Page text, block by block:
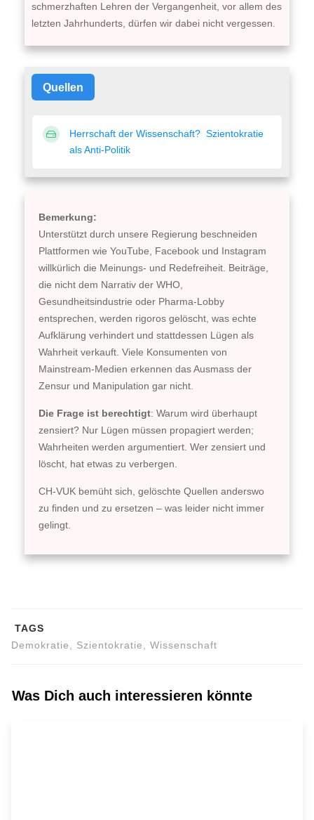
schmerzhaften Lehren der Vergangenheit, vor allem des
letzten Jahrhunderts, dürfen wir dabei nicht vergessen.
Quellen
Herrschaft der Wissenschaft? Szientokratie
als Anti-Politik
Bemerkung:
Unterstützt durch unsere Regierung beschneiden
Plattformen wie YouTube, Facebook und Instagram
willkürlich die Meinungs- und Redefreiheit. Beiträge,
die nicht dem Narrativ der WHO,
Gesundheitsindustrie oder Pharma-Lobby
entsprechen, werden rigoros gelöscht, was echte
Aufklärung verhindert und stattdessen Lügen als
Wahrheit verkauft. Viele Konsumenten von
Mainstream-Medien erkennen das Ausmass der
Zensur und Manipulation gar nicht.
Die Frage ist berechtigt: Warum wird überhaupt
zensiert? Nur Lügen müssen propagiert werden;
Wahrheiten werden argumentiert. Wer zensiert und
löscht, hat etwas zu verbergen.
CH-VUK bemüht sich, gelöschte Quellen anderswo
zu finden und zu ersetzen – was leider nicht immer
gelingt.
TAGS
Demokratie, Szientokratie, Wissenschaft
Was Dich auch interessieren könnte